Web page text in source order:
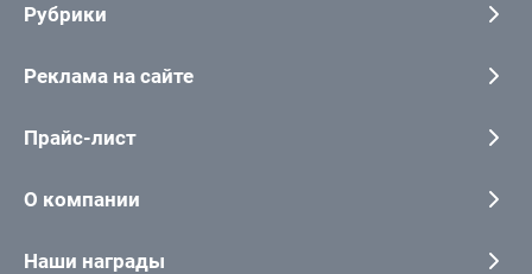
Рубрики
Реклама на сайте
Прайс-лист
О компании
Наши награды